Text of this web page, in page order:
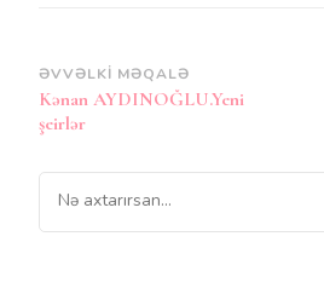
Post
Naviqasiya
ƏVVƏLKI MƏQALƏ
Kənan AYDINOĞLU.Yeni
şeirlər
Bir
şey